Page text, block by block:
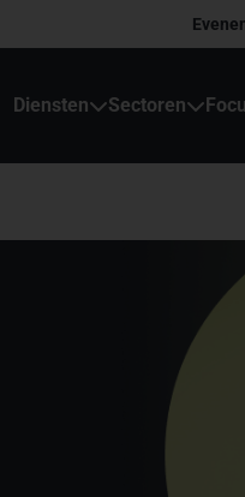
Diensten Sectoren